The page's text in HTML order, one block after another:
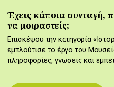
Έχεις κάποια συνταγή,
να μοιραστείς;
Επισκέψου την κατηγορία
εμπλούτισε το έργο του
πληροφορίες, γνώσεις και